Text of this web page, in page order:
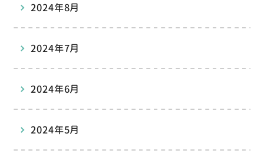
2024年8月
2024年7月
2024年6月
2024年5月